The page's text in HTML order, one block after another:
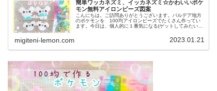
簡単ワッカネズミ、イッカネズミ☆かわいいポケ
モン無料アイロンビーズ図案
こんにちは。ご訪問ありがとうございます。パルデア地方
のポケモンを 100均アイロンビーズでたくさん作ってい
ます。今日は、個人的に１番気になる(ゲットしてみたい)
migiteni-lemon.com 2023.01.21